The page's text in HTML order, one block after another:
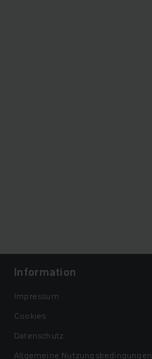
Information
Impressum
Cookies
Datenschutz
Allgemeine Nutzungsbedingungen